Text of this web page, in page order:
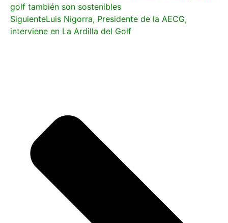
golf también son sostenibles
SiguienteLuis Nigorra, Presidente de la AECG,
interviene en La Ardilla del Golf